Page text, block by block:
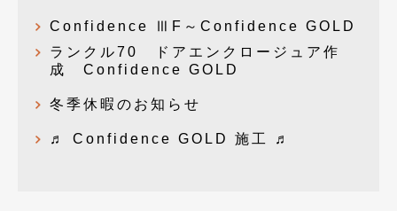
Confidence ⅢF～Confidence GOLD
ランクル70 ドアエンクロージュア作
成 Confidence GOLD
冬季休暇のお知らせ
♬ Confidence GOLD 施工 ♬